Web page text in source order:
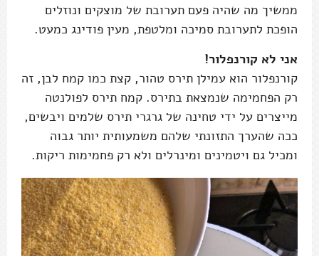
ממשיך מה שהיה פעם תערובת של מוצקים ונוזלים
הופכת לתערובת סמיכה ומלטפת, מעין פודינג כמעט.
אני לא קורנפלור!
קורנפלור הוא עמילן תירס טהור, קצת כמו קמח לבן, זה
רק הפחמימה שנמצאת בתירס. קמח תירס לפולנטה
מייצרים על ידי טחינה של גרגרי תירס שלמים ויבשים,
ככה שהערך התזונתי שלהם משמעותית יותר גבוה
ומכיל גם ויטמינים ומינרלים ולא רק פחמימות ריקות.